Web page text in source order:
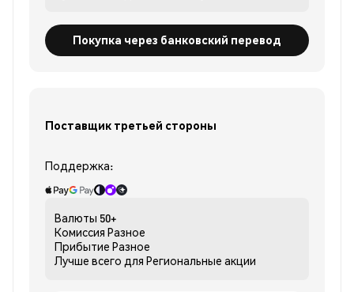
Покупка через банковский перевод
Поставщик третьей стороны
Поддержка:
Валюты 50+
Комиссия Разное
Прибытие Разное
Лучше всего для Региональные акции